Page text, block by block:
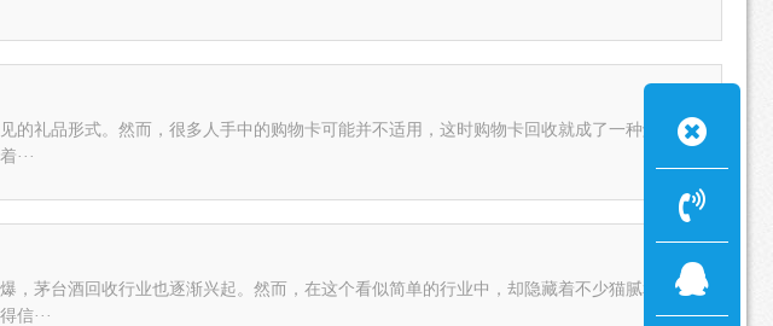
礼品形式。然而，很多人手中的购物卡可能并不适用，这时购物卡回收就成了一种解决方
···
茅台酒回收行业也逐渐兴起。然而，在这个看似简单的行业中，却隐藏着不少猫腻和陷
信···